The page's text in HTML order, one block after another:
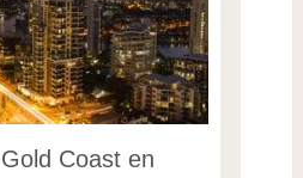
Coast en